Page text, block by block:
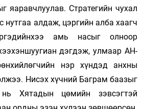
яаравчлуулав. Стратегийн чухал
нутгаа алдаж, цэргийн алба хаагч
амь насыг олноор
дэгдэж, улмаар АН-
нэр хүндэд анхны
Нисэх хүчний Баграм баазыг
Хятадын цөмийн зэвсэгтэй